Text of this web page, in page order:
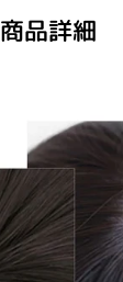
商品詳細